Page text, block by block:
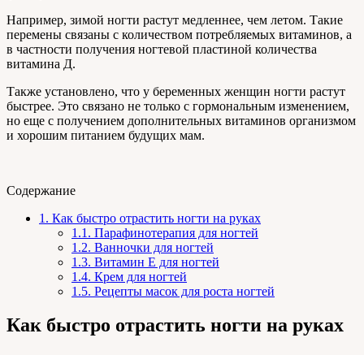
Например, зимой ногти растут медленнее, чем летом. Такие
перемены связаны с количеством потребляемых витаминов, а
в частности получения ногтевой пластиной количества
витамина Д.
Также установлено, что у беременных женщин ногти растут
быстрее. Это связано не только с гормональным изменением,
но еще с получением дополнительных витаминов организмом
и хорошим питанием будущих мам.
Содержание
1. Как быстро отрастить ногти на руках
1.1. Парафинотерапия для ногтей
1.2. Ванночки для ногтей
1.3. Витамин Е для ногтей
1.4. Крем для ногтей
1.5. Рецепты масок для роста ногтей
Как быстро отрастить ногти на руках